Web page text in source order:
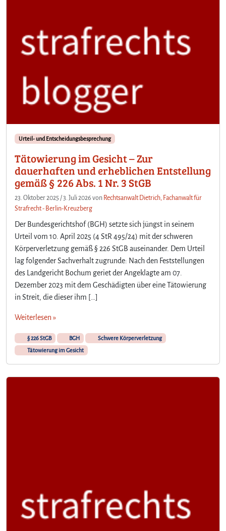
Urteil- und Entscheidungsbesprechung
Tätowierung im Gesicht – Zur
dauerhaften und erheblichen Entstellung
gemäß § 226 Abs. 1 Nr. 3 StGB
23. Oktober 2025 /3. Juli 2026 von Rechtsanwalt Dietrich, Fachanwalt für
Strafrecht - Berlin-Kreuzberg
Der Bundesgerichtshof (BGH) setzte sich jüngst in seinem
Urteil vom 10. April 2025 (4 StR 495/24) mit der schweren
Körperverletzung gemäß § 226 StGB auseinander. Dem Urteil
lag folgender Sachverhalt zugrunde: Nach den Feststellungen
des Landgericht Bochum geriet der Angeklagte am 07.
Dezember 2023 mit dem Geschädigten über eine Tätowierung
in Streit, die dieser ihm […]
Weiterlesen »
§ 226 StGB BGH
Schwere Körperverletzung
Tätowierung im Gesicht